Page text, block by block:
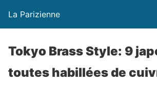
La Parizienne
Tokyo Brass Style: 9
toutes habillées de